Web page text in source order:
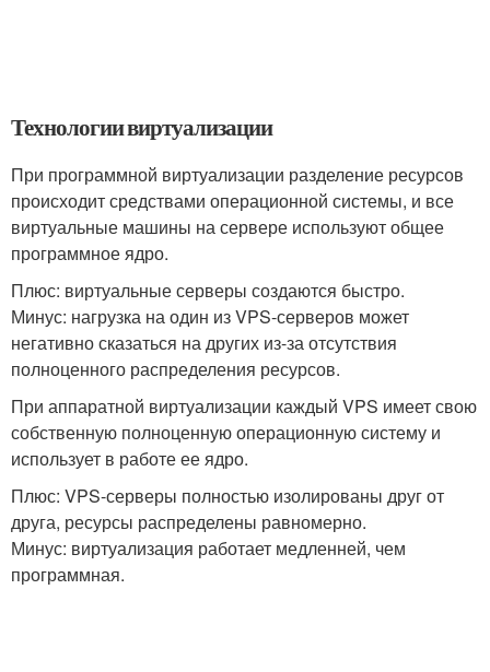
Технологии виртуализации
При программной виртуализации разделение ресурсов
происходит средствами операционной системы, и все
виртуальные машины на сервере используют общее
программное ядро.
Плюс: виртуальные серверы создаются быстро.
Минус: нагрузка на один из VPS-серверов может
негативно сказаться на других из-за отсутствия
полноценного распределения ресурсов.
При аппаратной виртуализации каждый VPS имеет свою
собственную полноценную операционную систему и
использует в работе ее ядро.
Плюс: VPS-серверы полностью изолированы друг от
друга, ресурсы распределены равномерно.
Минус: виртуализация работает медленней, чем
программная.